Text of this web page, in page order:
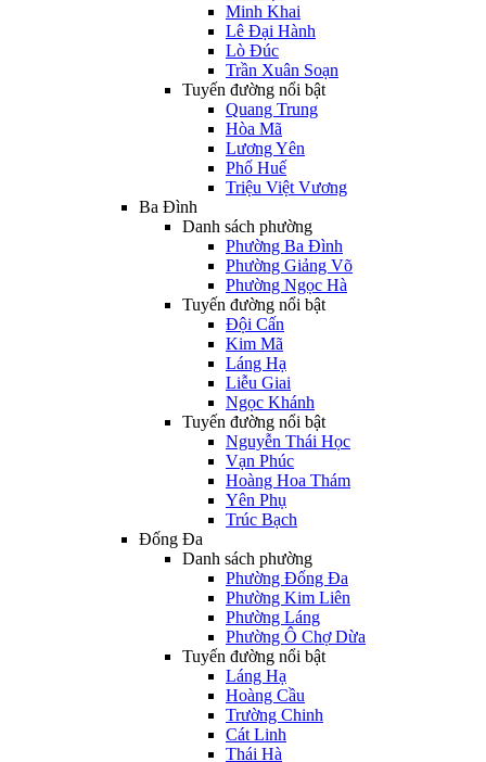
Minh Khai
Lê Đại Hành
Lò Đúc
Trần Xuân Soạn
Tuyến đường nổi bật
Quang Trung
Hòa Mã
Lương Yên
Phố Huế
Triệu Việt Vương
Ba Đình
Danh sách phường
Phường Ba Đình
Phường Giảng Võ
Phường Ngọc Hà
Tuyến đường nổi bật
Đội Cấn
Kim Mã
Láng Hạ
Liễu Giai
Ngọc Khánh
Tuyến đường nổi bật
Nguyễn Thái Học
Vạn Phúc
Hoàng Hoa Thám
Yên Phụ
Trúc Bạch
Đống Đa
Danh sách phường
Phường Đống Đa
Phường Kim Liên
Phường Láng
Phường Ô Chợ Dừa
Tuyến đường nổi bật
Láng Hạ
Hoàng Cầu
Trường Chinh
Cát Linh
Thái Hà